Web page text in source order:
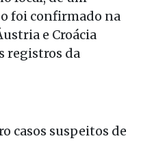
foi confirmado na
e Croácia
registros da
casos suspeitos de